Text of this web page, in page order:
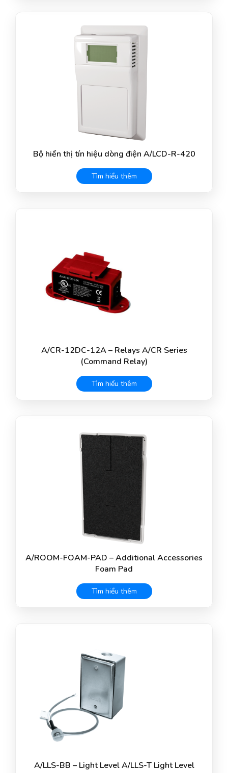
Bộ hiển thị tín hiệu dòng điện A/LCD-R-420
Tìm hiểu thêm
A/CR-12DC-12A – Relays A/CR Series
(Command Relay)
Tìm hiểu thêm
A/ROOM-FOAM-PAD – Additional Accessories
Foam Pad
Tìm hiểu thêm
A/LLS-BB – Light Level A/LLS-T Light Level